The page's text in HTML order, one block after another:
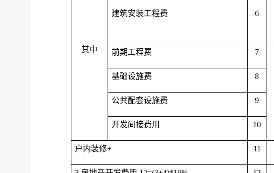
其中
建筑安装工程费 6
前期工程费 7
基础设施费 8
公共配套设施费 9
开发间接费用 10
户内装修+ 11